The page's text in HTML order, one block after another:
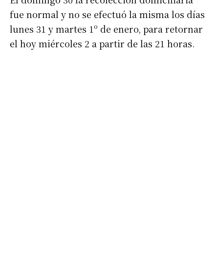
fue normal y no se efectuó la misma los días
lunes 31 y martes 1º de enero, para retornar
el hoy miércoles 2 a partir de las 21 horas.